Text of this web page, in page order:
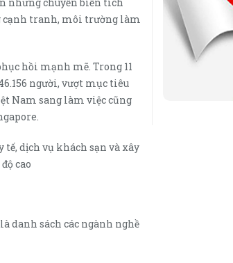
cạnh tranh, môi trường làm
hồi mạnh mẽ. Trong 11
người, vượt mục tiêu
Nam sang làm việc cũng
dịch vụ khách sạn và xây
cao
danh sách các ngành nghề